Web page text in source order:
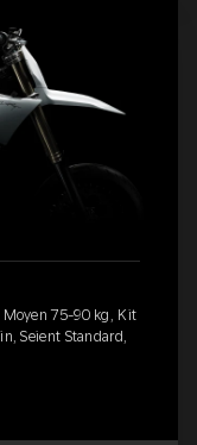
Moyen 75-90 kg, Kit
Seient Standard,